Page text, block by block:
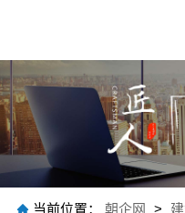
当前位置： 朝企网 >